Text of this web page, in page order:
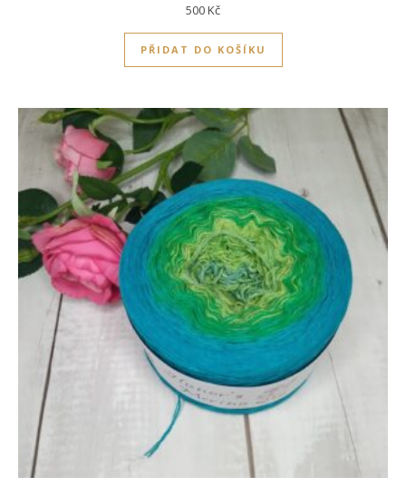
500Kč
PŘIDAT DO KOŠÍKU